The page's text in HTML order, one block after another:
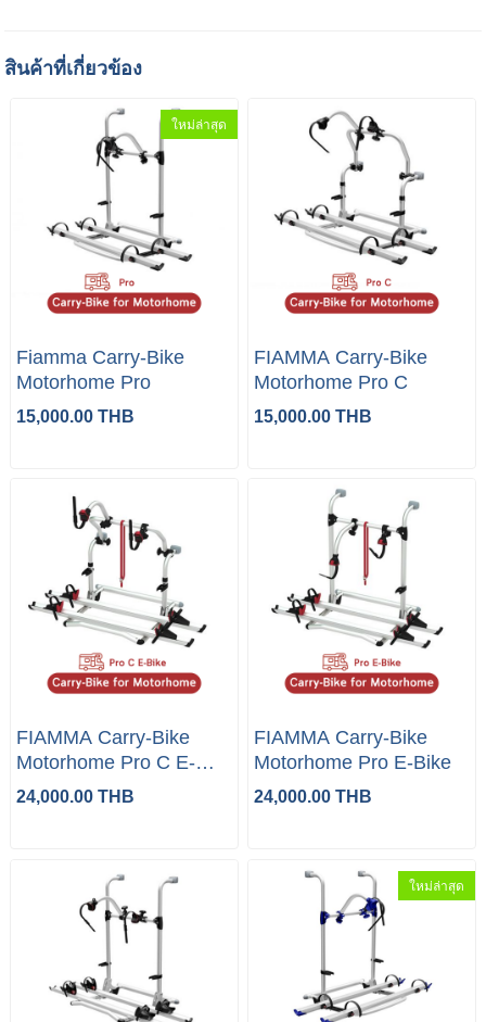
สินค้าที่เกี่ยวข้อง
ใหม่ล่าสุด
Fiamma Carry-Bike
Motorhome Pro
15,000.00 THB
FIAMMA Carry-Bike
Motorhome Pro C
15,000.00 THB
FIAMMA Carry-Bike
Motorhome Pro C E-
Bike
24,000.00 THB
FIAMMA Carry-Bike
Motorhome Pro E-Bike
24,000.00 THB
ใหม่ล่าสุด